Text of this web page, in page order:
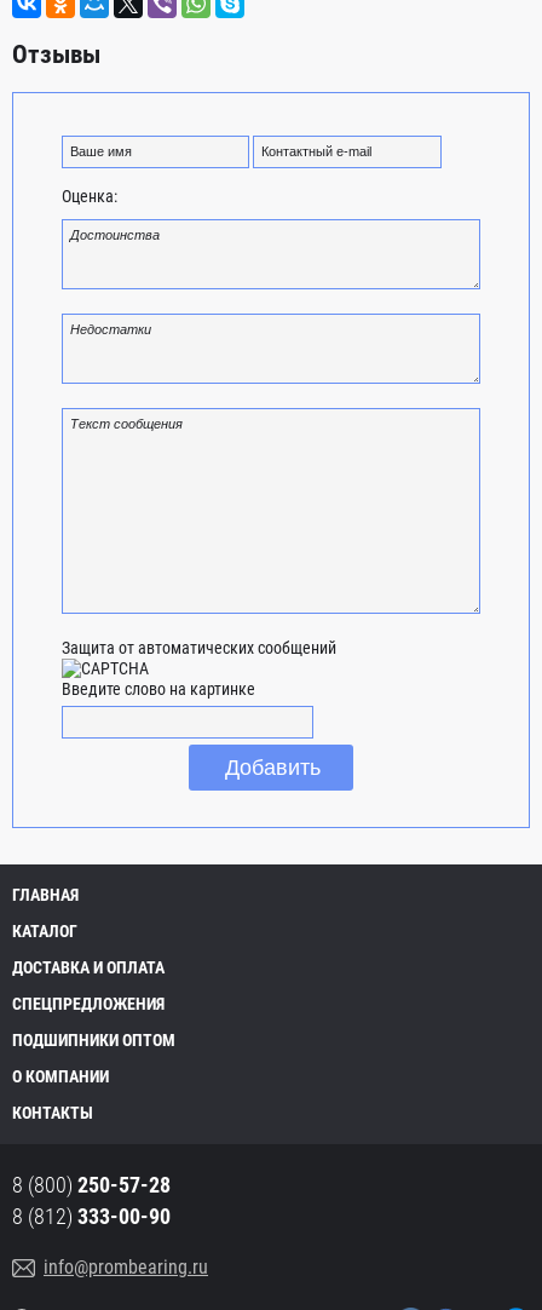
Отзывы
Оценка:
Защита от автоматических сообщений
Введите слово на картинке
ГЛАВНАЯ
КАТАЛОГ
ДОСТАВКА И ОПЛАТА
СПЕЦПРЕДЛОЖЕНИЯ
ПОДШИПНИКИ ОПТОМ
О КОМПАНИИ
КОНТАКТЫ
8 (800) 250-57-28
8 (812) 333-00-90
info@prombearing.ru